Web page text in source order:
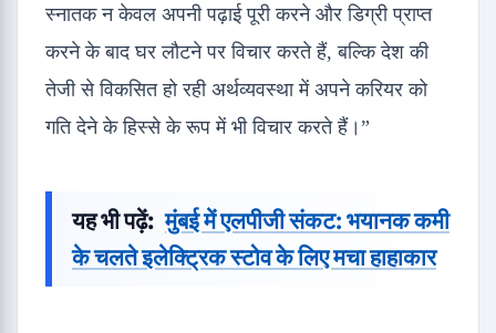
स्नातक न केवल अपनी पढ़ाई पूरी करने और डिग्री प्राप्त
करने के बाद घर लौटने पर विचार करते हैं, बल्कि देश की
तेजी से विकसित हो रही अर्थव्यवस्था में अपने करियर को
गति देने के हिस्से के रूप में भी विचार करते हैं।”
यह भी पढ़ें: मुंबई में एलपीजी संकट: भयानक कमी
के चलते इलेक्ट्रिक स्टोव के लिए मचा हाहाकार